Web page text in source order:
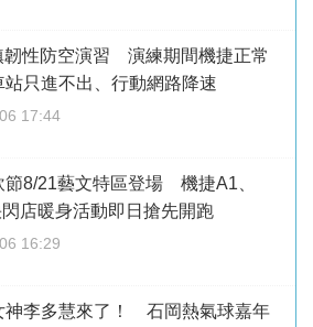
韌性防空演習 演練期間機捷正常
站只進不出、行動網路降速
17:44
節8/21藝文特區登場 機捷A1、
店暖身活動即日搶先開跑
16:29
神李多慧來了！ 石岡熱氣球嘉年